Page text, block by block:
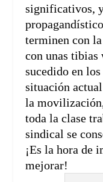
significativos,
terminen con
con unas tibias
sucedido en
situación
la
toda la clase
sindical se
¡Es la hora de
mejorar!